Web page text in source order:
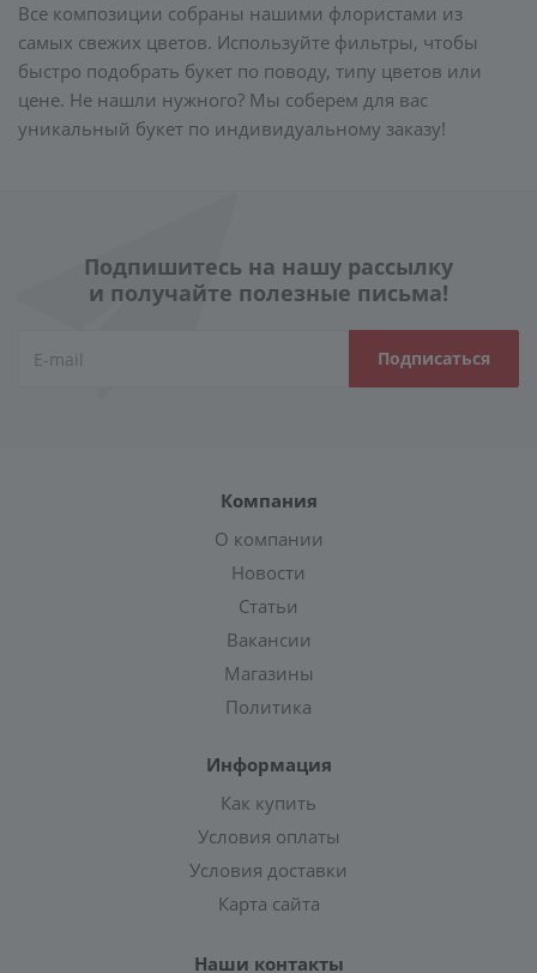
Все композиции собраны нашими флористами из
самых свежих цветов. Используйте фильтры, чтобы
быстро подобрать букет по поводу, типу цветов или
цене. Не нашли нужного? Мы соберем для вас
уникальный букет по индивидуальному заказу!
Подпишитесь на нашу рассылку
и получайте полезные письма!
Компания
О компании
Новости
Статьи
Вакансии
Магазины
Политика
Информация
Как купить
Условия оплаты
Условия доставки
Карта сайта
Наши контакты